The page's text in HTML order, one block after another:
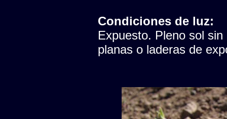
Condiciones de luz:
Expuesto. Pleno sol
planas o laderas de